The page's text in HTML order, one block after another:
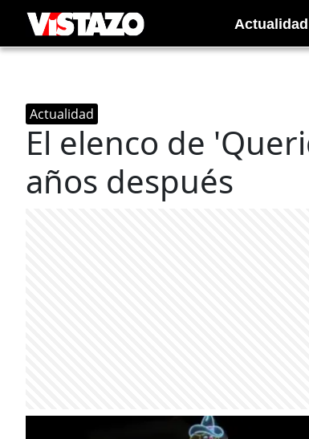
Actualidad
Actualidad
El elenco de
años después